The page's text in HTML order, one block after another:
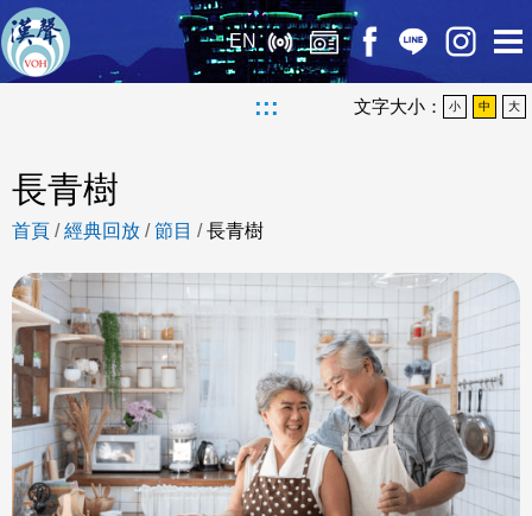
EN
::: 文字大小： 小 中 大
長青樹
首頁 /經典回放 /節目 /長青樹